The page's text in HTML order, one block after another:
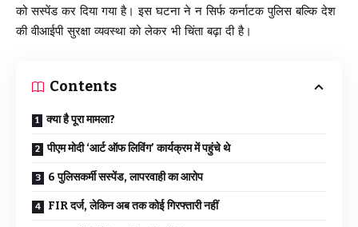
को सस्पेंड कर दिया गया है। इस घटना ने न सिर्फ कर्नाटक पुलिस बल्कि देश
की वीआईपी सुरक्षा व्यवस्था को लेकर भी चिंता बढ़ा दी है।
Contents
क्या है पूरा मामला?
पीएम मोदी ‘आर्ट ऑफ लिविंग’ कार्यक्रम में पहुंचे थे
6 पुलिसकर्मी सस्पेंड, लापरवाही का आरोप
FIR दर्ज, लेकिन अब तक कोई गिरफ्तारी नहीं